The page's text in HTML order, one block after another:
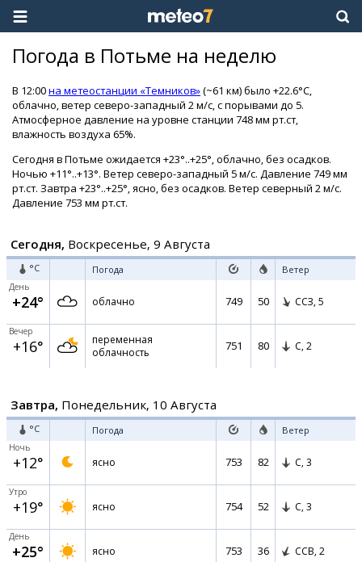
Погода в Потьме на неделю
В 12:00на метеостанции «Темников»(~61 км) было +22.6°C,
облачно, ветер северо-западный 2 м/с, с порывами до 5.
Атмосферное давление на уровне станции 748 мм рт.ст,
влажность воздуха 65%.
Сегодня в Потьме ожидается +23°..+25°, облачно, без осадков.
Ночью +11°..+13°. Ветер северо-западный 5 м/с. Давление 749 мм
рт.ст. Завтра +23°..+25°, ясно, без осадков. Ветер северный 2 м/с.
Давление 753 мм рт.ст.
Сегодня, Воскресенье, 9 Августа
°C Погода Ветер
День
+24° облачно 749 50 ССЗ, 5
Вечер
+16°
переменная
облачность
751 80 С, 2
Завтра, Понедельник, 10 Августа
°C Погода Ветер
Ночь
+12° ясно 753 82 С, 3
Утро
+19° ясно 754 52 С, 3
День
+25° ясно 753 36 ССВ, 2